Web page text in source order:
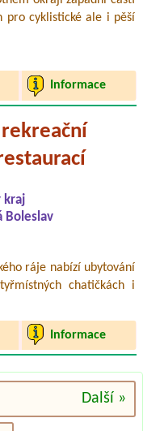
pro cyklistické ale i pěší
Informace
rekreační
kraj
Boleslav
ráje nabízí ubytování
chatičkách i
Informace
Další »